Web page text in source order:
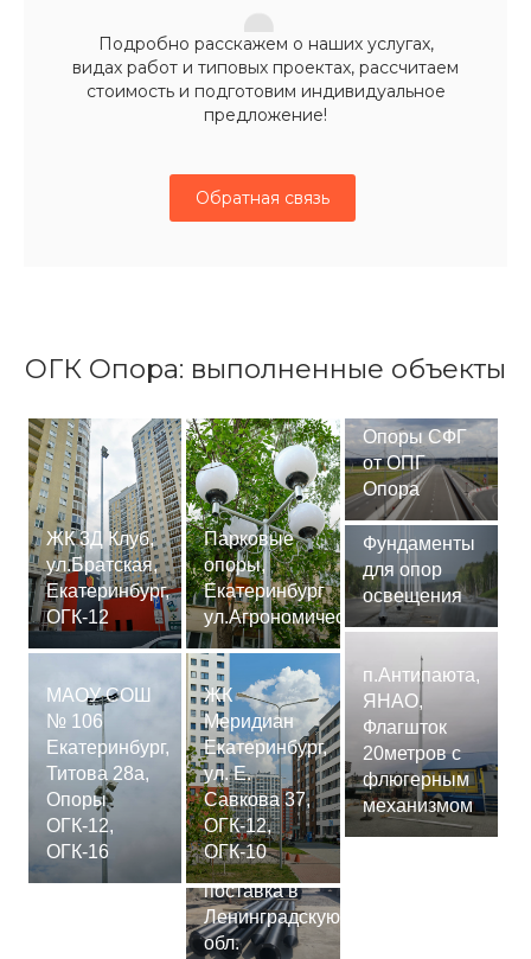
Подробно расскажем о наших услугах,
видах работ и типовых проектах, рассчитаем
стоимость и подготовим индивидуальное
предложение!
Обратная связь
ОГК Опора: выполненные объекты
ЖК 3Д Клуб,
ул.Братская,
Екатеринбург,
ОГК-12
МАОУ СОШ
№ 106
Екатеринбург,
Титова 28а,
Опоры
ОГК-12,
ОГК-16
Парковые
опоры,
Екатеринбург
ул.Агрономическая
ЖК
Меридиан
Екатеринбург,
ул. Е.
Савкова 37,
ОГК-12,
ОГК-10
Сваи
СМ-7,75м,
поставка в
Ленинградскую
обл.
Опоры СФГ
от ОПГ
Опора
Фундаменты
для опор
освещения
п.Антипаюта,
ЯНАО,
Флагшток
20метров с
флюгерным
механизмом